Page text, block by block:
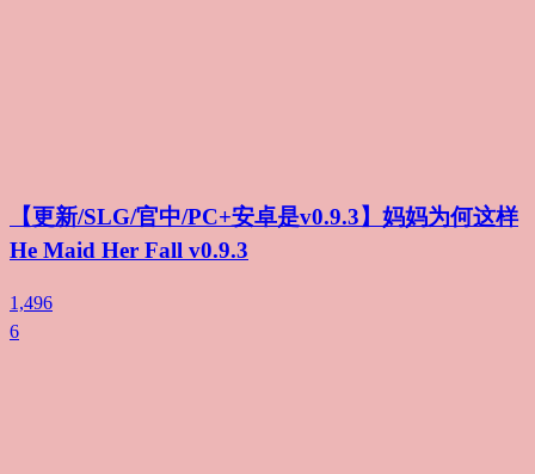
【更新/SLG/官中/PC+安卓是v0.9.3】妈妈为何这样
He Maid Her Fall v0.9.3
1,496
6